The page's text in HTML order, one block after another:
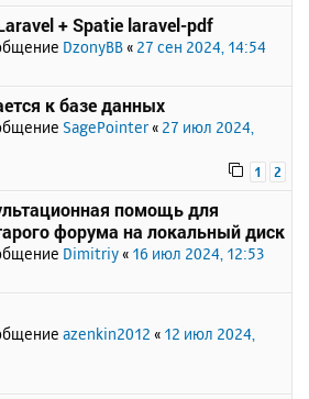
+ Spatie laravel-pdf
DzonyBB « 27 сен 2024, 14:54
к базе данных
SagePointer « 27 июл 2024,
1 2
помощь для
форума на локальный диск
Dimitriy « 16 июл 2024, 12:53
azenkin2012 « 12 июл 2024,